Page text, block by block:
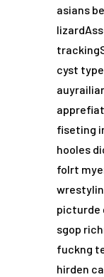
asians
cyst
fiseting
hooles
folrt
picturde
sgop
fuckng
hirden